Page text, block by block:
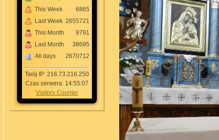
This Week
Last Week
This Month
Last Month
All days
6865
2655721
9791
38695
2670712
Twój IP: 216.73.216.250
Czas serwera: 14:55:07
Visitors Counter